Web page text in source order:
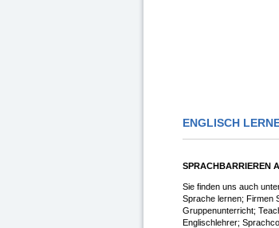
ENGLISCH
SPRACHBARRIEREN
Sie finden uns auch
Sprache lernen; Firmen
Gruppenunterricht;
Englischlehrer;